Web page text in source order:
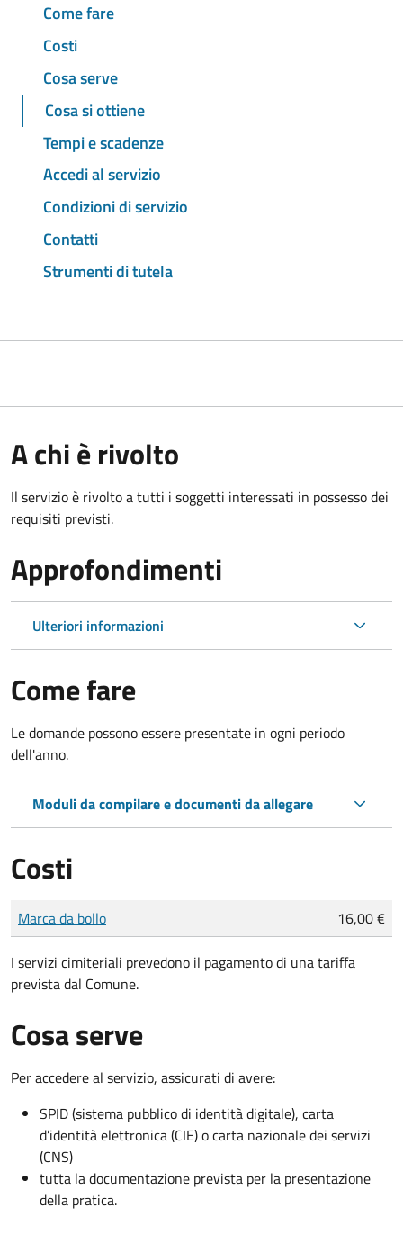
Come fare
Costi
Cosa serve
Cosa si ottiene
Tempi e scadenze
Accedi al servizio
Condizioni di servizio
Contatti
Strumenti di tutela
A chi è rivolto
Il servizio è rivolto a tutti i soggetti interessati in possesso dei
requisiti previsti.
Approfondimenti
Ulteriori informazioni
Come fare
Le domande possono essere presentate in ogni periodo
dell'anno.
Moduli da compilare e documenti da allegare
Costi
Tipo di pagamento
Importo
Marca da bollo 16,00 €
I servizi cimiteriali prevedono il pagamento di una tariffa
prevista dal Comune.
Cosa serve
Per accedere al servizio, assicurati di avere:
SPID (sistema pubblico di identità digitale), carta
d’identità elettronica (CIE) o carta nazionale dei servizi
(CNS)
tutta la documentazione prevista per la presentazione
della pratica.